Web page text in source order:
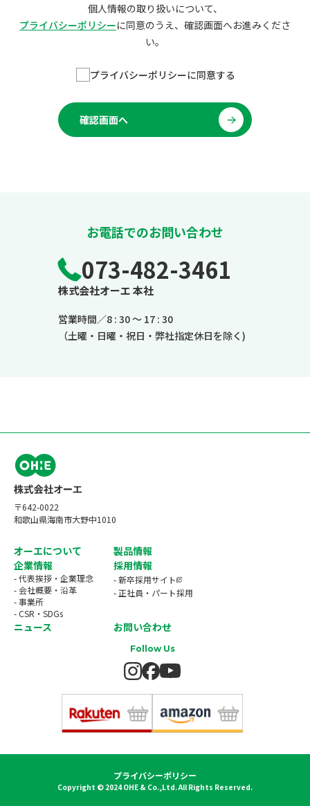
個人情報の取り扱いについて、
プライバシーポリシーに同意のうえ、確認画面へお進みくださ
い。
プライバシーポリシーに同意する
確認画面へ
お電話でのお問い合わせ
073-482-3461
株式会社オーエ 本社
営業時間／8 : 30 ～ 17 : 30
（土曜・日曜・祝日・弊社指定休日を除く)
〒642-0022
和歌山県海南市大野中1010
オーエについて
製品情報
企業情報
- 代表挨拶・企業理念
- 会社概要・沿革
- 事業所
- CSR・SDGs
採用情報
- 新卒採用サイト
- 正社員・パート採用
ニュース お問い合わせ
Follow Us
Copyright © 2024 OHE & Co.,Ltd. All Rights Reserved.
プライバシーポリシー